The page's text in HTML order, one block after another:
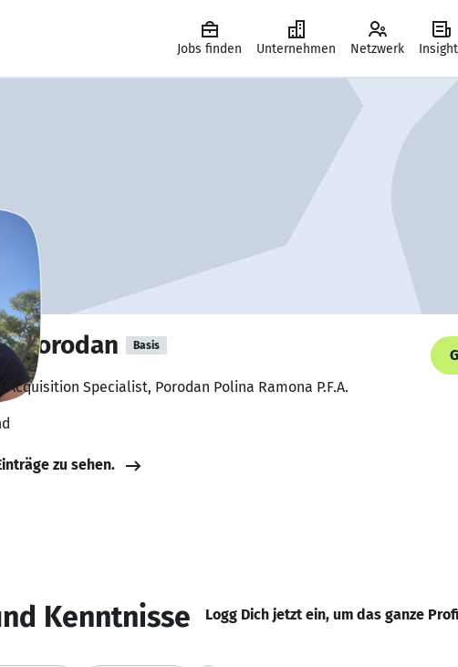
Jobs finden Unternehmen Netzwerk
Porodan Basis
Specialist, Porodan Polina Ramona P.F.A.
zu sehen.
Kenntnisse Logg Dich jetzt ein, um das ganze